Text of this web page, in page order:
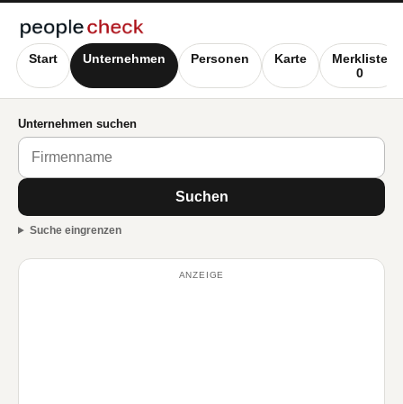
Start Unternehmen Personen Karte
Merkliste
0
Unternehmen suchen
Suchen
Suche eingrenzen
ANZEIGE